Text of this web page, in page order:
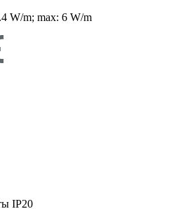
W/m; max: 6 W/m
IP20